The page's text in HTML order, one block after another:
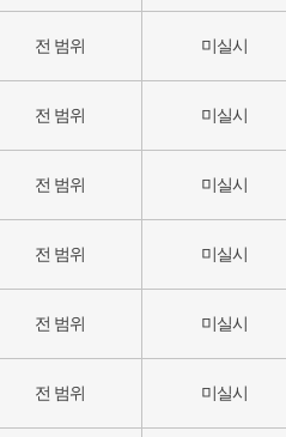
전 범위 미실시
전 범위 미실시
전 범위 미실시
전 범위 미실시
전 범위 미실시
전 범위 미실시